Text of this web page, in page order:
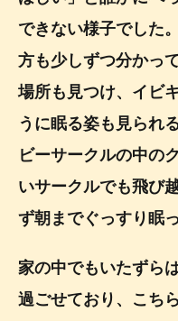
できない様子でした
方も少しずつ分かっ
場所も見つけ、イビ
うに眠る姿も見られ
ビーサークルの中の
いサークルでも飛び
ず朝までぐっすり眠
家の中でもいたずら
過ごせており、こち